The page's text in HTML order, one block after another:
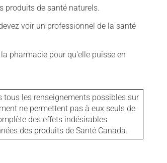
produits de santé naturels.
voir un professionnel de la santé
pharmacie pour qu'elle puisse en
les renseignements possibles sur
ne permettent pas à eux seuls de
des effets indésirables
des produits de Santé Canada.